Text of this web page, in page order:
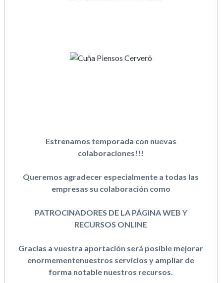
Estrenamos temporada con nuevas
colaboraciones!!!
Queremos agradecer especialmente a todas las
empresas su colaboración como
PATROCINADORES DE LA PÁGINA WEB Y
RECURSOS ONLINE
Gracias a vuestra aportación será posible mejorar
enormementenuestros servicios y ampliar de
forma notable nuestros recursos.